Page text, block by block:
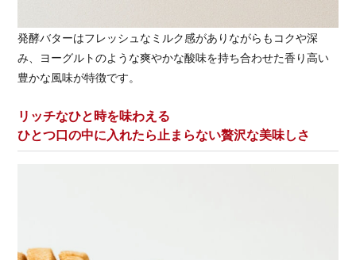
発酵バターはフレッシュなミルク感がありながらもコクや深
み、ヨーグルトのような爽やかな酸味を持ち合わせた香り高い
豊かな風味が特徴です。
リッチなひと時を味わえる
ひとつ口の中に入れたら止まらない贅沢な美味しさ